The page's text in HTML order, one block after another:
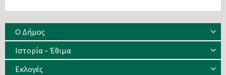
Ο Δήμος
Ιστορία – Έθιμα
Eκλογές